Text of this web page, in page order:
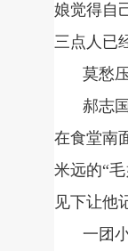
娘觉得自
三点人已
莫愁
郝志
在食堂南
米远的“
见下让他
一团